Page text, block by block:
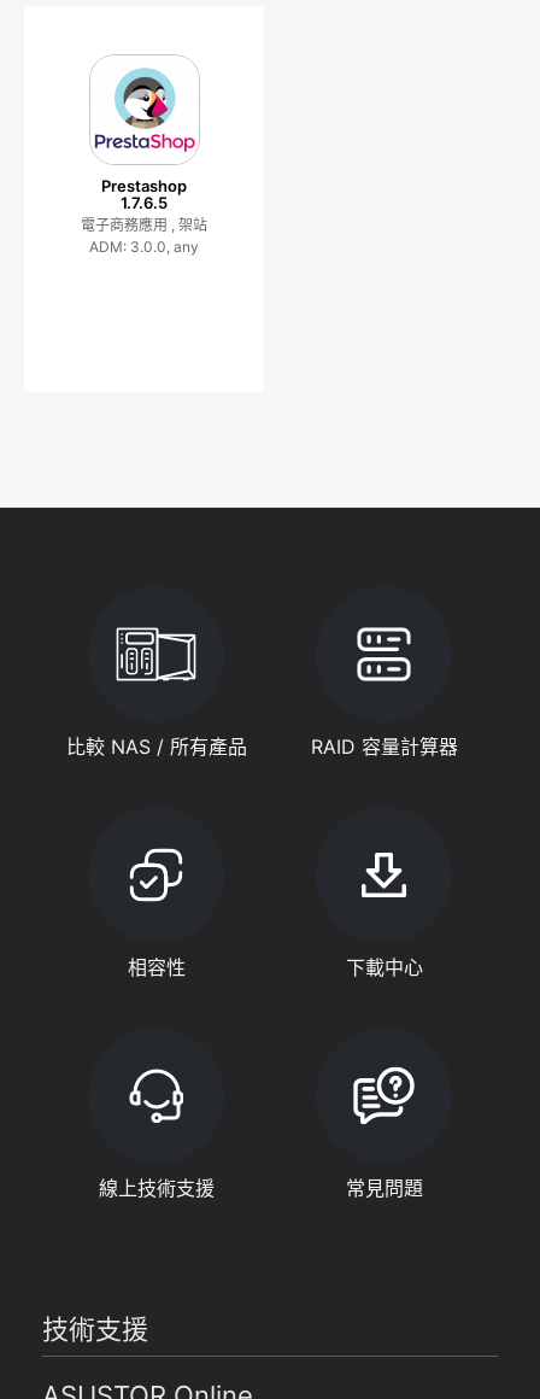
Prestashop
1.7.6.5
電子商務應用 , 架站
ADM: 3.0.0, any
比較 NAS / 所有產品 RAID 容量計算器
相容性 下載中心
線上技術支援 常見問題
技術支援